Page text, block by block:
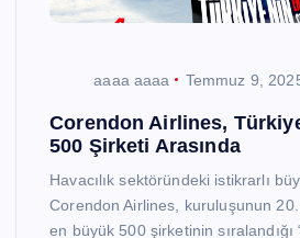
aaaa aaaa Temmuz 9,
Corendon Airlines,
500 Şirketi Arasında
Havacılık sektöründeki istikrarlı
Corendon Airlines, kuruluşunun 20.
en büyük 500 şirketinin